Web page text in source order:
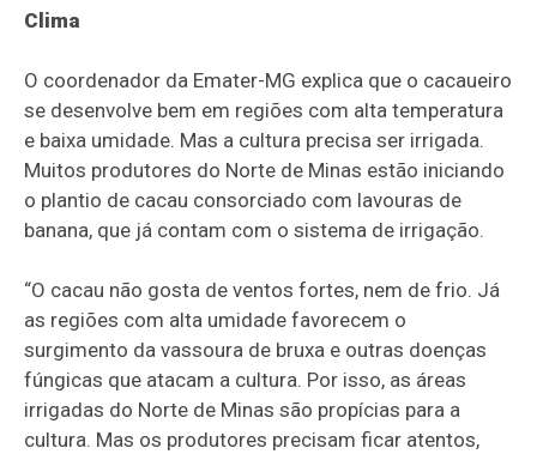
Clima
O coordenador da Emater-MG explica que o cacaueiro
se desenvolve bem em regiões com alta temperatura
e baixa umidade. Mas a cultura precisa ser irrigada.
Muitos produtores do Norte de Minas estão iniciando
o plantio de cacau consorciado com lavouras de
banana, que já contam com o sistema de irrigação.
“O cacau não gosta de ventos fortes, nem de frio. Já
as regiões com alta umidade favorecem o
surgimento da vassoura de bruxa e outras doenças
fúngicas que atacam a cultura. Por isso, as áreas
irrigadas do Norte de Minas são propícias para a
cultura. Mas os produtores precisam ficar atentos,